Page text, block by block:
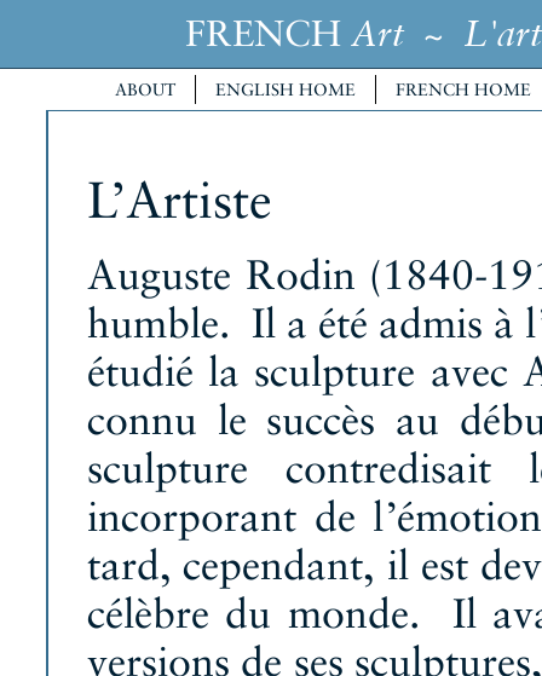
FRENCH Art~ L'art
ABOUT ENGLISH HOME FRENCH HOME
L’Artiste
Auguste Rodin (1840-
humble. Il a été admis à
étudié la sculpture avec
connu le succès au
sculpture contredisait
incorporant de
tard, cependant, il est
célèbre du monde. Il
versions de ses